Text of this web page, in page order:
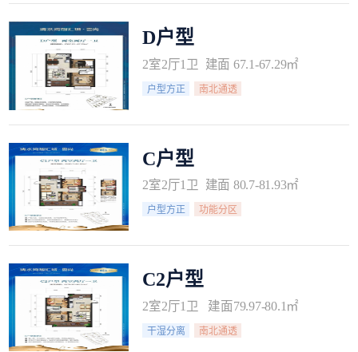
D户型
2室2厅1卫 建面 67.1-67.29㎡
户型方正 南北通透
C户型
2室2厅1卫 建面 80.7-81.93㎡
户型方正 功能分区
C2户型
2室2厅1卫 建面79.97-80.1㎡
干湿分离 南北通透